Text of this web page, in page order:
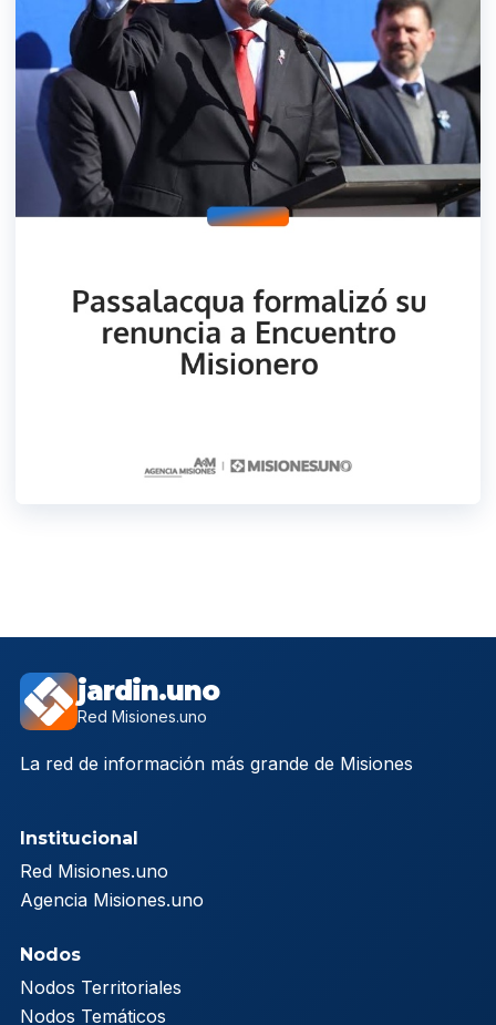
jardin.uno
Red Misiones.uno
La red de información más grande de Misiones
Institucional
Red Misiones.uno
Agencia Misiones.uno
Nodos
Nodos Territoriales
Nodos Temáticos